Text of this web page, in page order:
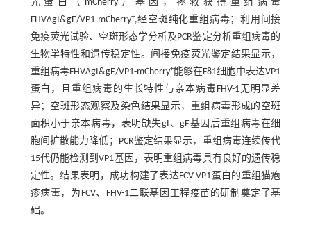
光蛋白（mCherry）基因，拯救获得重组病毒
FHVΔgI&gE/VP1-mCherry+,经空斑纯化重组病毒；利用间接
免疫荧光试验、空斑形态学分析及PCR鉴定分析重组病毒的
生物学特性和遗传稳定性。间接免疫荧光鉴定结果显示，
重组病毒FHVΔgI&gE/VP1-mCherry+能够在F81细胞中表达VP1
蛋白，且重组病毒的生长特性与亲本病毒FHV-1无明显差
异；空斑形态观察及染色结果显示，重组病毒形成的空斑
面积小于亲本病毒，表明缺失gI、gE基因后重组病毒在细
胞间扩散能力降低；PCR鉴定结果显示，重组病毒连续传代
15代仍能检测到VP1基因，表明重组病毒具有良好的遗传稳
定性。结果表明，成功构建了表达FCV VP1蛋白的重组猫疱
疹病毒，为FCV、FHV-1二联基因工程疫苗的研制奠定了基
础。